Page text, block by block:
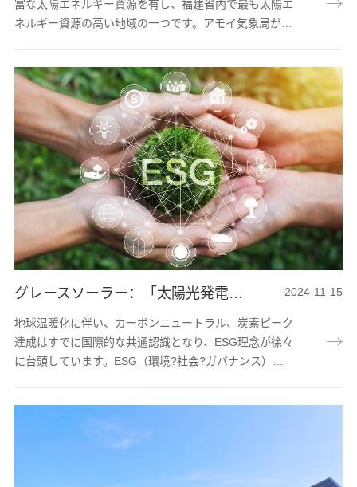
富な太陽エネルギー資源を有し、福建省内で最も太陽エ
ネルギー資源の高い地域の一つです。アモイ気象局が発
と、アモイの光発電の年間最大利用時間数は800時間～
1300時間です。「自然条件任せ」、屋根に「発電所」
を建設し、屋根分布式太陽光システムの光資源と空き工
場の屋根を十分に利用して太陽光発電を行うことで、毎
年の工場用電気支出を節約できるだけでなく、自...
グレースソーラー：「太陽光発電ブルー」が「エコグリーン」に力を与え、炭素ゼロネットエネルギーの未来を共に創造 2024-11-15
地球温暖化に伴い、カーボンニュートラル、炭素ピーク
達成はすでに国際的な共通認識となり、ESG理念が徐々
に台頭しています。ESG（環境?社会?ガバナンス）と
保護はESG（環境?社会?ガバナンス）の「E」次元に属
しています。グレースソーラーはグリーン発展を高度に
る」という企業ビジョンを堅持し、「双炭素」目標に積